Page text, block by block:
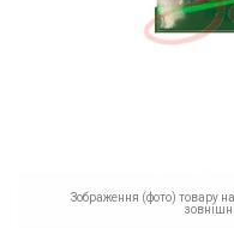
Зображення (фото) товару